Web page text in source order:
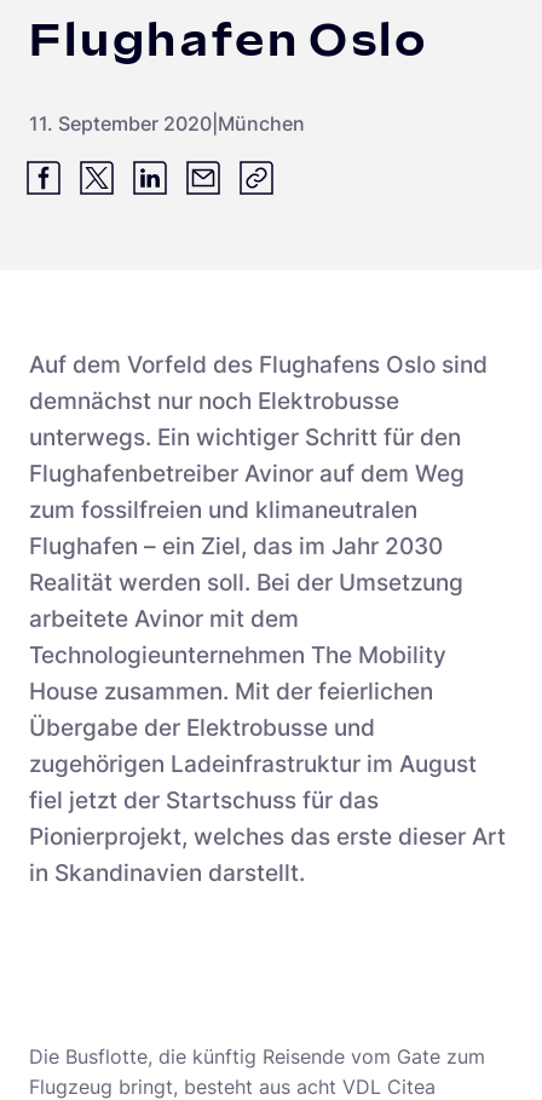
Ladesäulen
PV-fähige Wallboxen
Dienstwagen Wallboxen
Zubehör
B-Ware
Hersteller
Vehicle-to-Grid
Flughafen Oslo
11. September 2020 München
Auf dem Vorfeld des Flughafens Oslo sind
demnächst nur noch Elektrobusse
unterwegs. Ein wichtiger Schritt für den
Flughafenbetreiber Avinor auf dem Weg
zum fossilfreien und klimaneutralen
Flughafen – ein Ziel, das im Jahr 2030
Realität werden soll. Bei der Umsetzung
arbeitete Avinor mit dem
Technologieunternehmen The Mobility
House zusammen. Mit der feierlichen
Übergabe der Elektrobusse und
zugehörigen Ladeinfrastruktur im August
fiel jetzt der Startschuss für das
Pionierprojekt, welches das erste dieser Art
in Skandinavien darstellt.
Die Busflotte, die künftig Reisende vom Gate zum
Flugzeug bringt, besteht aus acht VDL Citea